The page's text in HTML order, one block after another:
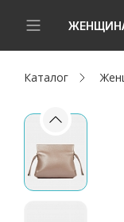
Новинки
Женщинам
Мужчинам
Каталог